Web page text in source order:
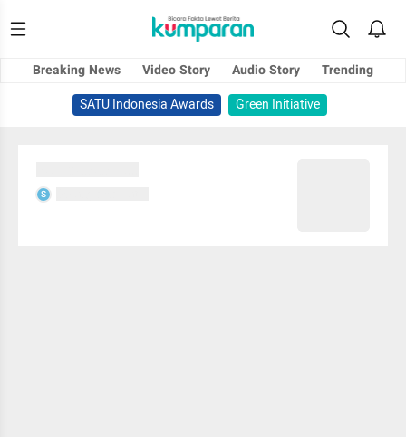
Breaking News Video Story Audio Story
Trending
SATU Indonesia Awards
Green Initiative
S